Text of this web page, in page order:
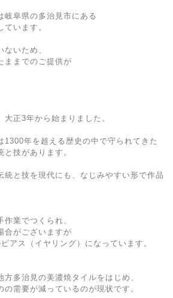
岐阜県の多治見市にある
います。
いため、
ままでのご提供が
正3年から始まりました。
1300年を超える歴史の中で守られてきた
技があります。
統と技を現代にも、なじみやすい形で作品
作業でつくられ、
合がございますが
アス（イヤリング）になっています。
多治見の美濃焼タイルをはじめ、
の需要が減っているのが現状です。